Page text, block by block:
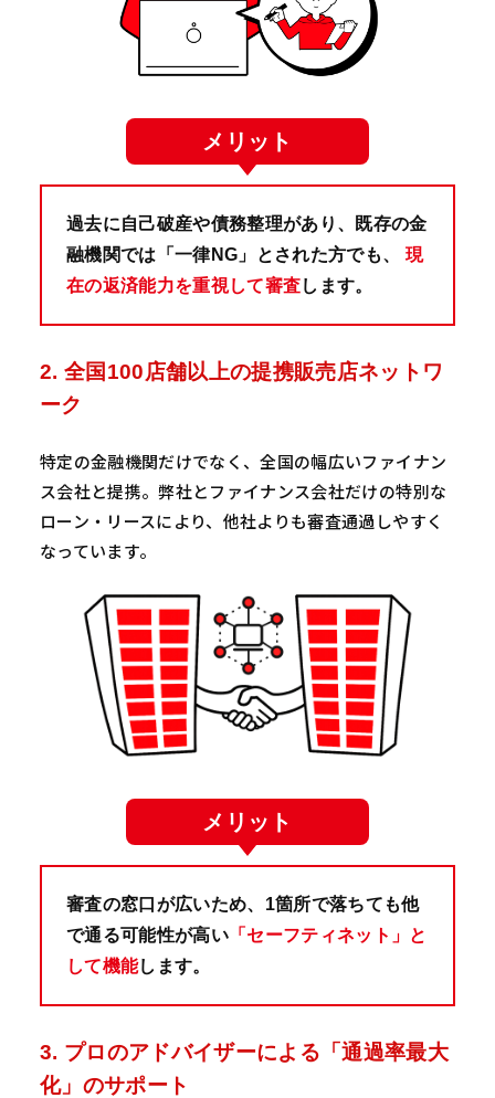
メリット
過去に自己破産や債務整理があり、既存の金
融機関では「一律NG」とされた方でも、 現
在の返済能力を重視して審査します。
2. 全国100店舗以上の提携販売店ネットワ
ーク
特定の金融機関だけでなく、全国の幅広いファイナン
ス会社と提携。弊社とファイナンス会社だけの特別な
ローン・リースにより、他社よりも審査通過しやすく
なっています。
メリット
審査の窓口が広いため、1箇所で落ちても他
で通る可能性が高い「セーフティネット」と
して機能します。
3. プロのアドバイザーによる「通過率最大
化」のサポート